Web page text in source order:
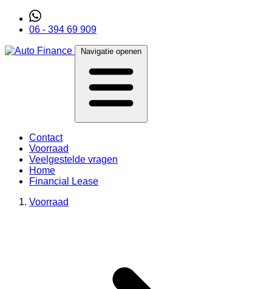
06 - 394 69 909
Navigatie openen
Contact
Voorraad
Veelgestelde vragen
Home
Financial Lease
Voorraad